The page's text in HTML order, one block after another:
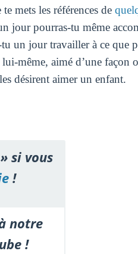
mets les références de
jour pourras-tu même
un jour travailler à ce que
même, aimé d’une façon
désirent aimer un enfant.
si vous
!
notre
!